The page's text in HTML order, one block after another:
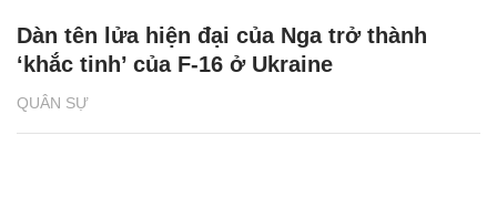
QUÂN SỰ
Dàn tên lửa hiện đại của Nga trở thành
‘khắc tinh’ của F-16 ở Ukraine